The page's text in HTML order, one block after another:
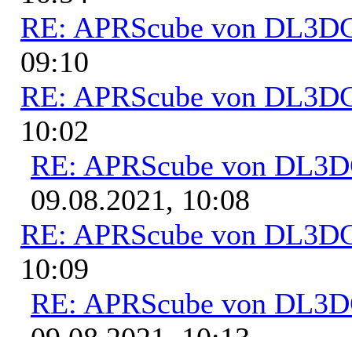
RE: APRScube von
09:10
RE: APRScube von
10:02
RE: APRScube von
09.08.2021, 10:08
RE: APRScube von
10:09
RE: APRScube von